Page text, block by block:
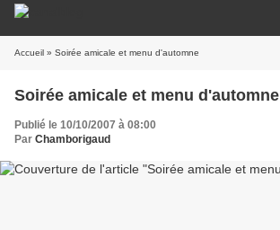
Accueil » Soirée amicale et menu d'automne
Soirée amicale et menu d'automne
Publié le 10/10/2007 à 08:00
Par Chamborigaud